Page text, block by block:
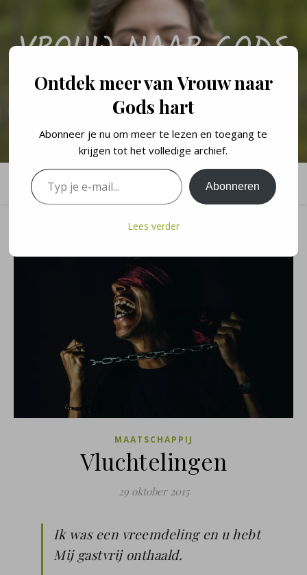
VROUW NAAR GODS
HART
Een persoonlijk blog over de levenslessen en geloofswandel van een
MAATSCHAPPIJ
Vluchtelingen
29 oktober 2015
Ik was een vreemdeling en u hebt
Mij gastvrij onthaald.
Ontdek meer van Vrouw naar
Gods hart
Abonneer je nu om meer te lezen en toegang te
krijgen tot het volledige archief.
Typ je e-mail...
Abonneren
Lees verder